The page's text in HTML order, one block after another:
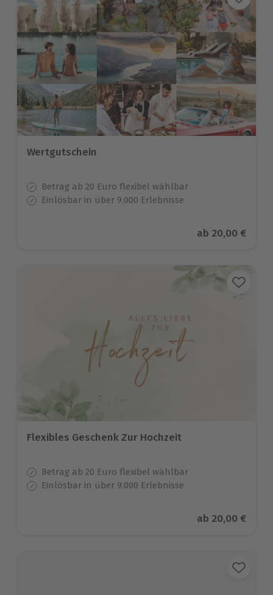
Wertgutschein
Betrag ab 20 Euro flexibel wählbar
Einlösbar in über 9.000 Erlebnisse
Aktueller Preis
ab 20,00 €
Flexibles Geschenk Zur Hochzeit
Betrag ab 20 Euro flexibel wählbar
Einlösbar in über 9.000 Erlebnisse
Aktueller Preis
ab 20,00 €